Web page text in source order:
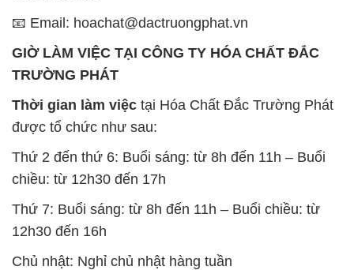
📧 Email: hoachat@dactruongphat.vn
GIỜ LÀM VIỆC TẠI CÔNG TY HÓA CHẤT ĐẮC
TRƯỜNG PHÁT
Thời gian làm việc tại Hóa Chất Đắc Trường Phát
được tổ chức như sau:
Thứ 2 đến thứ 6: Buổi sáng: từ 8h đến 11h – Buổi
chiều: từ 12h30 đến 17h
Thứ 7: Buổi sáng: từ 8h đến 11h – Buổi chiều: từ
12h30 đến 16h
Chủ nhật: Nghỉ chủ nhật hàng tuần